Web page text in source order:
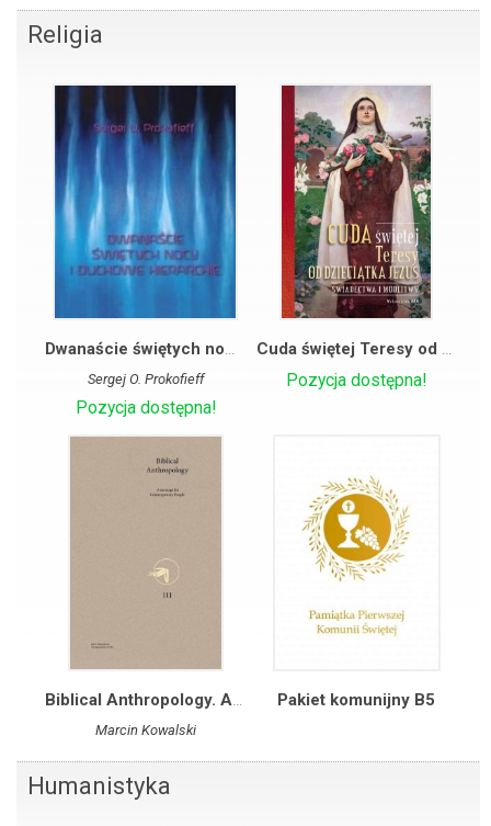
Religia
Dwanaście świętych nocy i duchowe hierarchie
Sergej O. Prokofieff
Pozycja dostępna!
Cuda świętej Teresy od Dzieciątka Jezus. Świadectwa i modlitwy
Pozycja dostępna!
Biblical Anthropology. A message for Contemporary People
Marcin Kowalski
Pakiet komunijny B5
Humanistyka